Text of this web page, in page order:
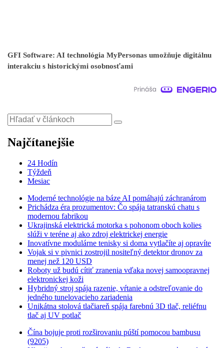
GFI Software: AI technológia MyPersonas umožňuje digitálnu
interakciu s historickými osobnosťami
Najčítanejšie
24 Hodín
Týždeň
Mesiac
Moderné technológie na báze AI pomáhajú záchranárom
Prichádza éra prozumentov: Čo spája tatranskú chatu s
modernou fabrikou
Ukrajinská elektrická motorka s pohonom oboch kolies
slúži v teréne aj ako zdroj elektrickej energie
Inovatívne modulárne tenisky si doma vytlačíte aj opravíte
Vojak si v pivnici zostrojil nositeľný detektor dronov za
menej než 120 USD
Roboty už budú cítiť zranenia vďaka novej samoopravnej
elektronickej koži
Hybridný stroj spája razenie, vŕtanie a odstreľovanie do
jedného tunelovacieho zariadenia
Unikátna stolová tlačiareň spája farebnú 3D tlač, reliéfnu
tlač aj UV potlač
Čína bojuje proti rozširovaniu púští pomocou bambusu
(9205)